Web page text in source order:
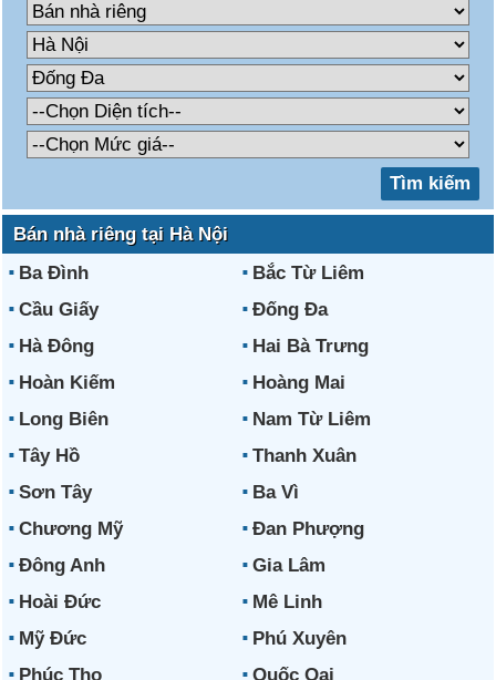
Bán nhà riêng tại Hà Nội
Ba Đình
Bắc Từ Liêm
Cầu Giấy
Đống Đa
Hà Đông
Hai Bà Trưng
Hoàn Kiếm
Hoàng Mai
Long Biên
Nam Từ Liêm
Tây Hồ
Thanh Xuân
Sơn Tây
Ba Vì
Chương Mỹ
Đan Phượng
Đông Anh
Gia Lâm
Hoài Đức
Mê Linh
Mỹ Đức
Phú Xuyên
Phúc Thọ
Quốc Oai